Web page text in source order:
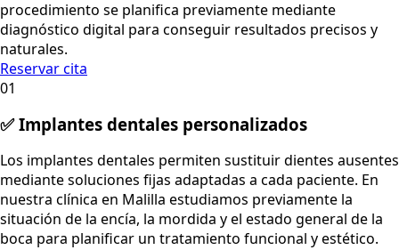
procedimiento se planifica previamente mediante
diagnóstico digital para conseguir resultados precisos y
naturales.
Reservar cita
01
✅ Implantes dentales personalizados
Los implantes dentales permiten sustituir dientes ausentes
mediante soluciones fijas adaptadas a cada paciente. En
nuestra clínica en Malilla estudiamos previamente la
situación de la encía, la mordida y el estado general de la
boca para planificar un tratamiento funcional y estético.